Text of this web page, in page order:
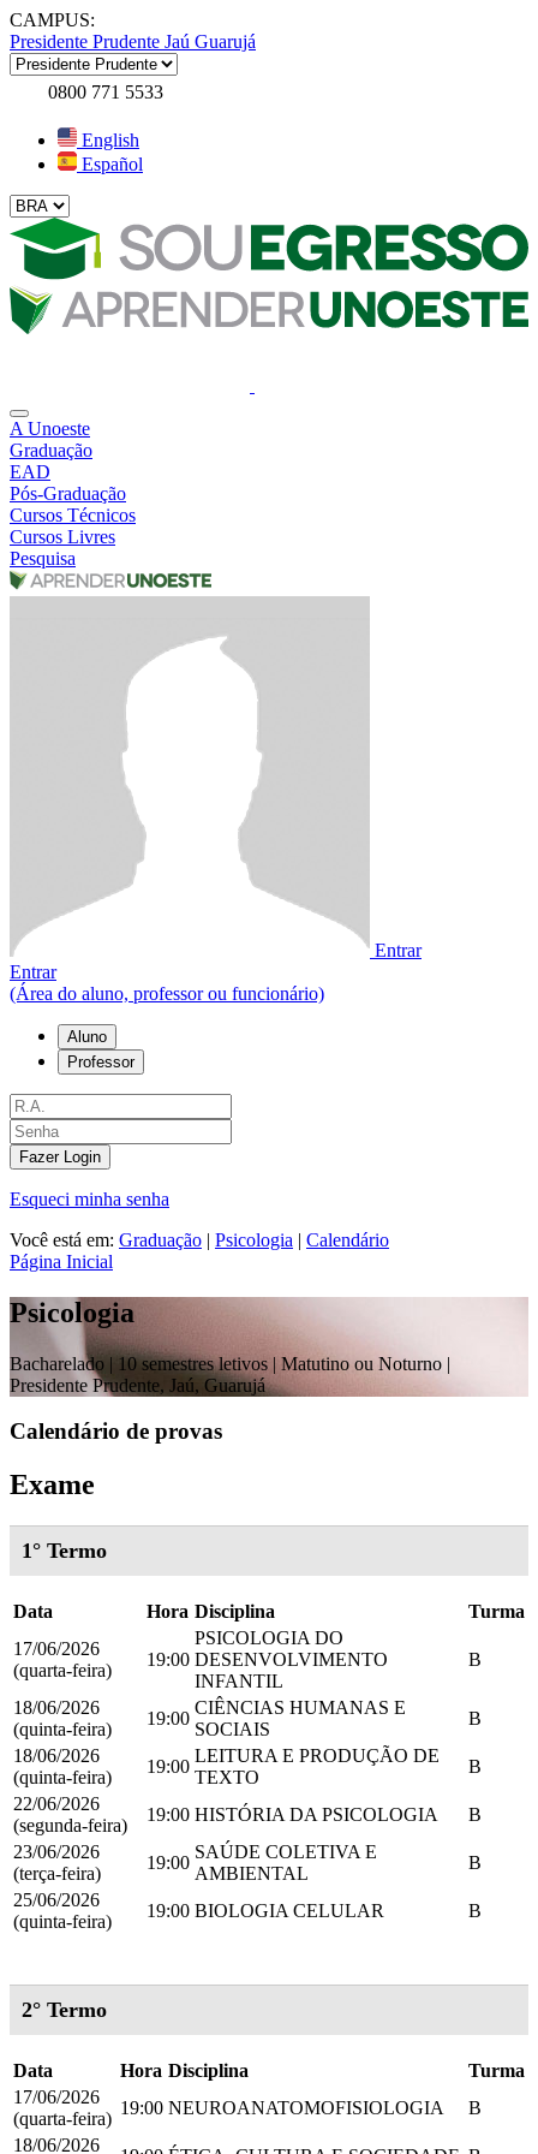
CAMPUS:
Presidente Prudente Jaú Guarujá
0800 771 5533
English
Español
A Unoeste
Graduação
EAD
Pós-Graduação
Cursos Técnicos
Cursos Livres
Pesquisa
Entrar
Entrar
(Área do aluno, professor ou funcionário)
Aluno
Professor
Fazer Login
Esqueci minha senha
Você está em: Graduação | Psicologia | Calendário
Página Inicial
Psicologia
Bacharelado | 10 semestres letivos | Matutino ou Noturno |
Presidente Prudente, Jaú, Guarujá
Calendário de provas
Exame
1° Termo
Data Hora Disciplina
Turma
17/06/2026
(quarta-feira)
19:00
PSICOLOGIA DO
DESENVOLVIMENTO
INFANTIL
B
18/06/2026
(quinta-feira)
19:00
CIÊNCIAS HUMANAS E
SOCIAIS
B
18/06/2026
(quinta-feira)
19:00
LEITURA E PRODUÇÃO DE
TEXTO
B
22/06/2026
(segunda-feira)
19:00 HISTÓRIA DA PSICOLOGIA
B
23/06/2026
(terça-feira)
19:00
SAÚDE COLETIVA E
AMBIENTAL
B
25/06/2026
(quinta-feira)
19:00 BIOLOGIA CELULAR B
2° Termo
Data Hora Disciplina
Turma
17/06/2026
(quarta-feira)
19:00 NEUROANATOMOFISIOLOGIA
B
18/06/2026